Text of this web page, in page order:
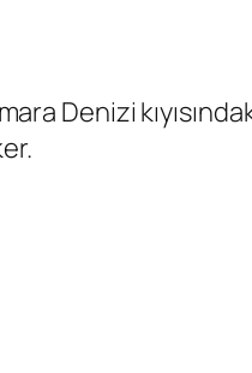
Denizi